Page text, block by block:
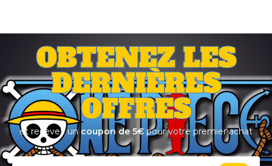
OBTENEZ LES
DERNIÈRES
OFFRES
et recevez un coupon de 5€ pour votre premier achat